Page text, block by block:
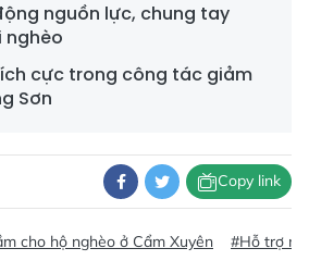
nguồn lực, chung tay
nghèo
cực trong công tác giảm
Sơn
Copy link
cho hộ nghèo ở Cẩm Xuyên #Hỗ trợ